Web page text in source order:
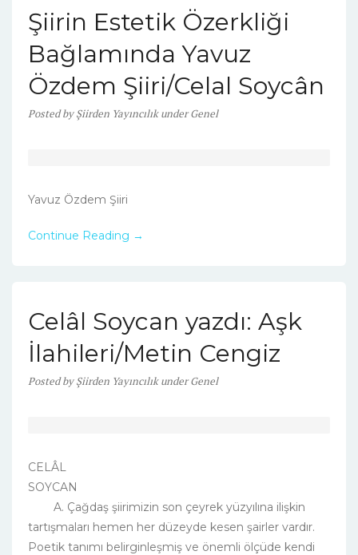
Şiirin Estetik Özerkliği
Bağlamında Yavuz
Özdem Şiiri/Celal Soycân
PostedbyŞiirden Yayıncılık underGenel
Yavuz Özdem Şiiri
Continue Reading →
Celâl Soycan yazdı: Aşk
İlahileri/Metin Cengiz
PostedbyŞiirden Yayıncılık underGenel
CELÂL
SOYCAN
A. Çağdaş şiirimizin son çeyrek yüzyılına ilişkin
tartışmaları hemen her düzeyde kesen şairler vardır.
Poetik tanımı belirginleşmiş ve önemli ölçüde kendi